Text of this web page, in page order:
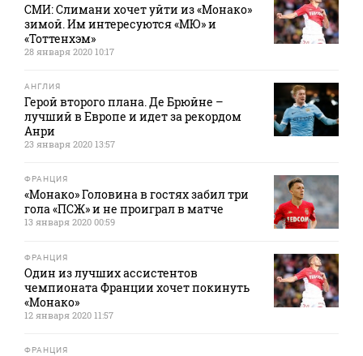
СМИ: Слимани хочет уйти из «Монако»
зимой. Им интересуются «МЮ» и
«Тоттенхэм»
28 января 2020 10:17
АНГЛИЯ
Герой второго плана. Де Брюйне –
лучший в Европе и идет за рекордом
Анри
23 января 2020 13:57
ФРАНЦИЯ
«Монако» Головина в гостях забил три
гола «ПСЖ» и не проиграл в матче
13 января 2020 00:59
ФРАНЦИЯ
Один из лучших ассистентов
чемпионата Франции хочет покинуть
«Монако»
12 января 2020 11:57
ФРАНЦИЯ